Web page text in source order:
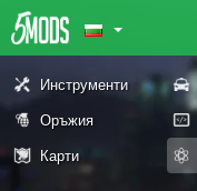
Инструменти
Оръжия
Карти